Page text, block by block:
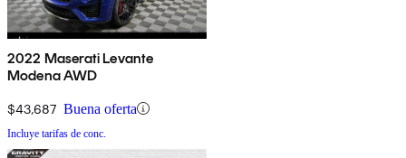
2022 Maserati Levante
Modena AWD
$43,687 Buena oferta
Incluye tarifas de conc.